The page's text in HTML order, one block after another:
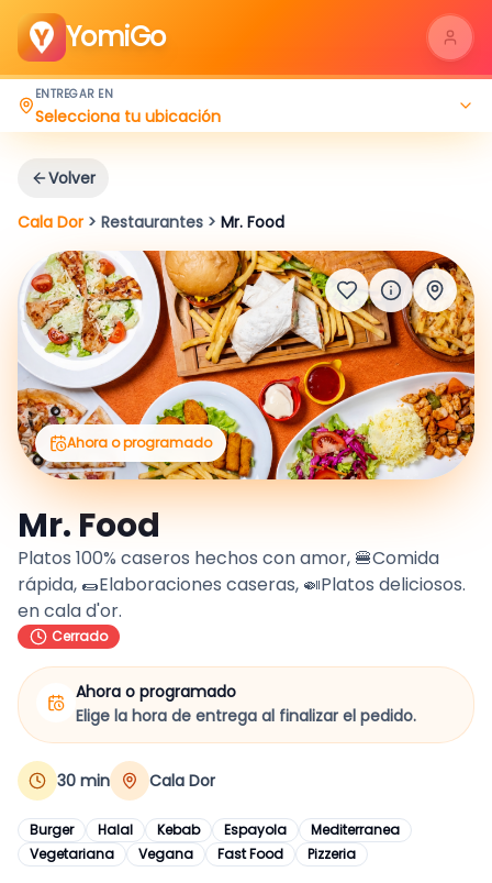
YomiGo
ENTREGAR EN
Selecciona tu ubicación
Volver
Cala Dor> Restaurantes > Mr. Food
Ahora o programado
Mr. Food
Platos 100% caseros hechos con amor, 🍔Comida
rápida, 🌯Elaboraciones caseras, 🍛Platos deliciosos.
en cala d'or.
Cerrado
Ahora o programado
Elige la hora de entrega al finalizar el pedido.
30 min Cala Dor
Burger Halal Kebab Espayola
Mediterranea
Vegetariana
Vegana Fast Food Pizzeria